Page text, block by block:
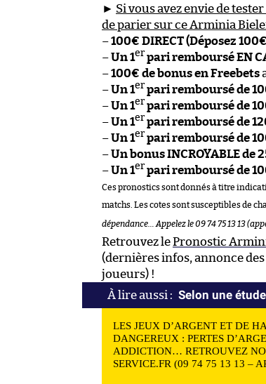
► Si vous avez envie de
de parier sur ce Arminia
–100€ DIRECT (Déposez
–Un 1er pari remboursé EN
–100€ de bonus en Freebets
–Un 1er pari remboursé de
–Un 1er pari remboursé de
–Un 1er pari remboursé de
–Un 1er pari remboursé de
–Un bonus INCROYABLE de
–Un 1er pari remboursé de
Ces pronostics sont donnés à titre
matchs. Les cotes sont susceptibles de
dépendance… Appelez le 09 74 75 13 13
Retrouvez lePronostic
(dernières infos, annonce
joueurs) !
Selon une
LES JEUX D’ARGENT ET DE
DANGEREUX : PERTES
ADDICTION… RETROUVEZ
SERVICE.FR (09 74 75 13 13 –